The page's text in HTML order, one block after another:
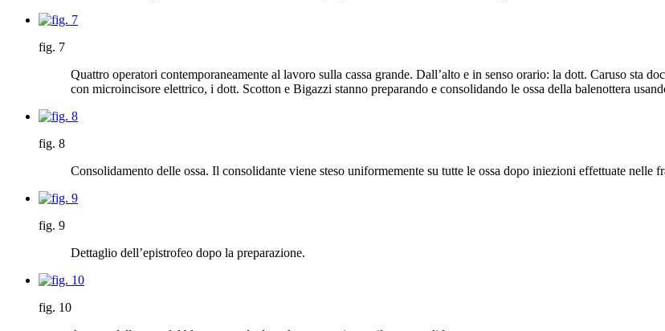
fig. 7
Quattro operatori contemporaneamente al lavoro sulla cassa grande. Dall’alto e in senso orario: la dott. Caruso sta
con microincisore elettrico, i dott. Scotton e Bigazzi stanno preparando e consolidando le ossa della balenottera
fig. 8
Consolidamento delle ossa. Il consolidante viene steso uniformemente su tutte le ossa dopo iniezioni effettuate nelle
fig. 9
Dettaglio dell’epistrofeo dopo la preparazione.
fig. 10